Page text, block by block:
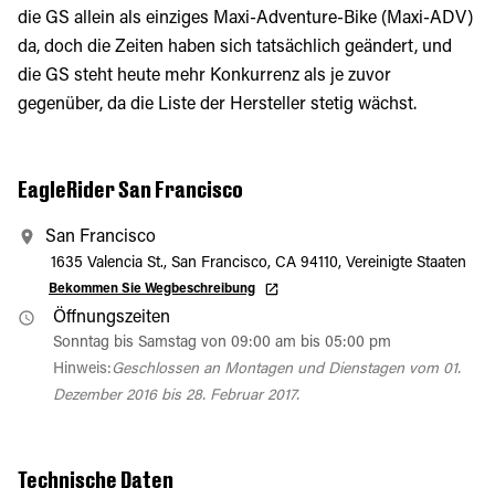
die GS allein als einziges Maxi-Adventure-Bike (Maxi-ADV)
da, doch die Zeiten haben sich tatsächlich geändert, und
die GS steht heute mehr Konkurrenz als je zuvor
gegenüber, da die Liste der Hersteller stetig wächst.
EagleRider San Francisco
San Francisco
1635 Valencia St., San Francisco, CA 94110, Vereinigte Staaten
Bekommen Sie Wegbeschreibung
Öffnungszeiten
Sonntag bis Samstag von 09:00 am bis 05:00 pm
Hinweis:Geschlossen an Montagen und Dienstagen vom 01.
Dezember 2016 bis 28. Februar 2017.
Technische Daten